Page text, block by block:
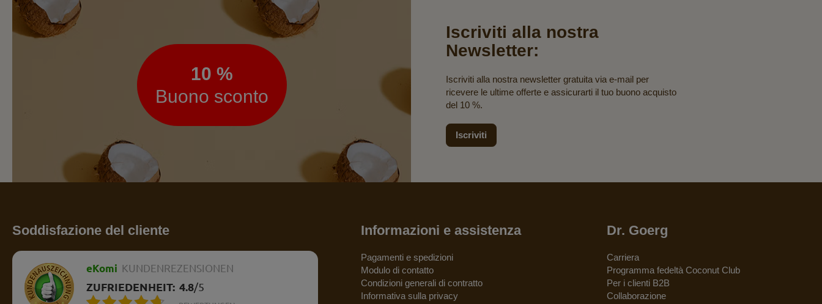
10 %
Buono sconto
Iscriviti alla nostra
Newsletter:
Iscriviti alla nostra newsletter gratuita via e-mail per
ricevere le ultime offerte e assicurarti il tuo buono acquisto
del 10 %.
Iscriviti
Soddisfazione del cliente
eKomi KUNDENREZENSIONEN
ZUFRIEDENHEIT: 4.8/5
Informazioni e assistenza
Pagamenti e spedizioni
Modulo di contatto
Condizioni generali di contratto
Informativa sulla privacy
Dr. Goerg
Carriera
Programma fedeltà Coconut Club
Per i clienti B2B
Collaborazione